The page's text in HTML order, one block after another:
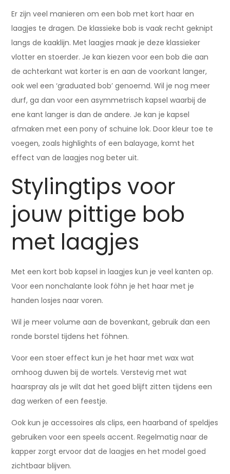
Er zijn veel manieren om een bob met kort haar en
laagjes te dragen. De klassieke bob is vaak recht geknipt
langs de kaaklijn. Met laagjes maak je deze klassieker
vlotter en stoerder. Je kan kiezen voor een bob die aan
de achterkant wat korter is en aan de voorkant langer,
ook wel een ‘graduated bob’ genoemd. Wil je nog meer
durf, ga dan voor een asymmetrisch kapsel waarbij de
ene kant langer is dan de andere. Je kan je kapsel
afmaken met een pony of schuine lok. Door kleur toe te
voegen, zoals highlights of een balayage, komt het
effect van de laagjes nog beter uit.
Stylingtips voor
jouw pittige bob
met laagjes
Met een kort bob kapsel in laagjes kun je veel kanten op.
Voor een nonchalante look föhn je het haar met je
handen losjes naar voren.
Wil je meer volume aan de bovenkant, gebruik dan een
ronde borstel tijdens het föhnen.
Voor een stoer effect kun je het haar met wax wat
omhoog duwen bij de wortels. Verstevig met wat
haarspray als je wilt dat het goed blijft zitten tijdens een
dag werken of een feestje.
Ook kun je accessoires als clips, een haarband of speldjes
gebruiken voor een speels accent. Regelmatig naar de
kapper zorgt ervoor dat de laagjes en het model goed
zichtbaar blijven.